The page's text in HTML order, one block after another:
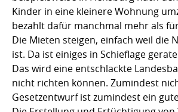
Kinder in eine kleinere Wohnung
bezahlt dafür manchmal mehr als
Die Mieten steigen, einfach weil die
ist. Da ist einiges in Schieflage
Das wird eine entschlackte
nicht richten können. Zumindest
Gesetzentwurf ist zumindest ein